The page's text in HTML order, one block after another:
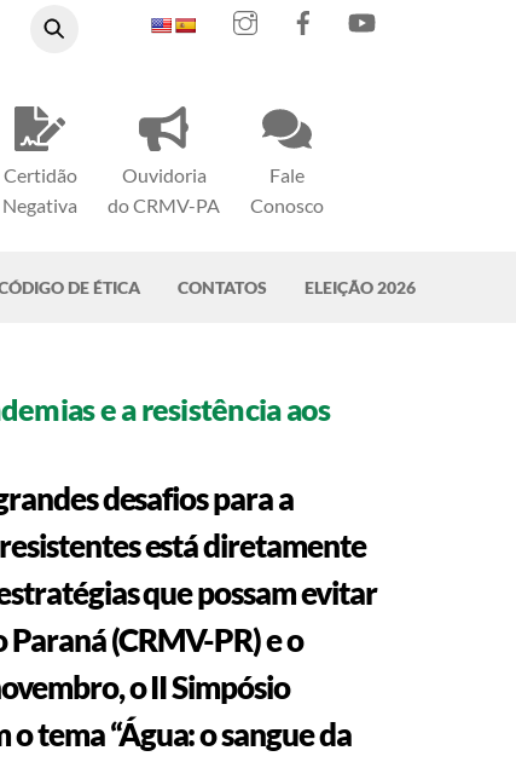
Certidão
Negativa
Ouvidoria
do CRMV-PA
Fale
Conosco
InstagramFacebook
DE ÉTICA CONTATOS ELEIÇÃO 2026
e a resistência aos
desafios para a
está diretamente
que possam evitar
(CRMV-PR) e o
o II Simpósio
tema “Água: o sangue da